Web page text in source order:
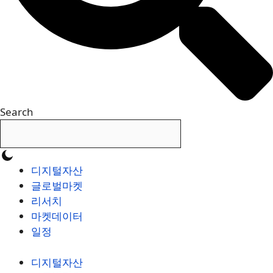
Search
디지털자산
글로벌마켓
리서치
마켓데이터
일정
디지털자산